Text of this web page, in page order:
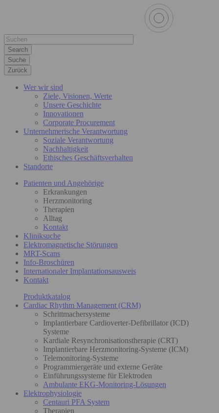
Suche
Zurück
Wer wir sind
Ziele, Visionen, Werte
Unsere Geschichte
Innovationen
Corporate Procurement
Unternehmerische Verantwortung
Soziale Verantwortung
Nachhaltigkeit
Ethisches Geschäftsverhalten
Standorte
Patienten und Angehörige
Erkrankungen
Herzmonitoring
Therapien
Alltag
Kontakt
Kliniksuche
Elektromagnetische Störungen
MRT-Scans
Info-Broschüren
Internationaler Implantationsausweis
Kontakt
Produktkatalog
Cardiac Rhythm Management (CRM)
Schrittmachersysteme
Implantierbare Cardioverter-Defibrillator (ICD)
Systeme
Kardiale Resynchronisationstherapie (CRT)
Implantierbare Herzmonitoring-Systeme (ICM)
Telemonitoring-Systeme
Programmiergeräte und externe Geräte
Einführungssysteme für Elektroden
Ambulante EKG-Monitoring-Lösungen
Elektrophysiologie
Centauri PFA System
Therapien